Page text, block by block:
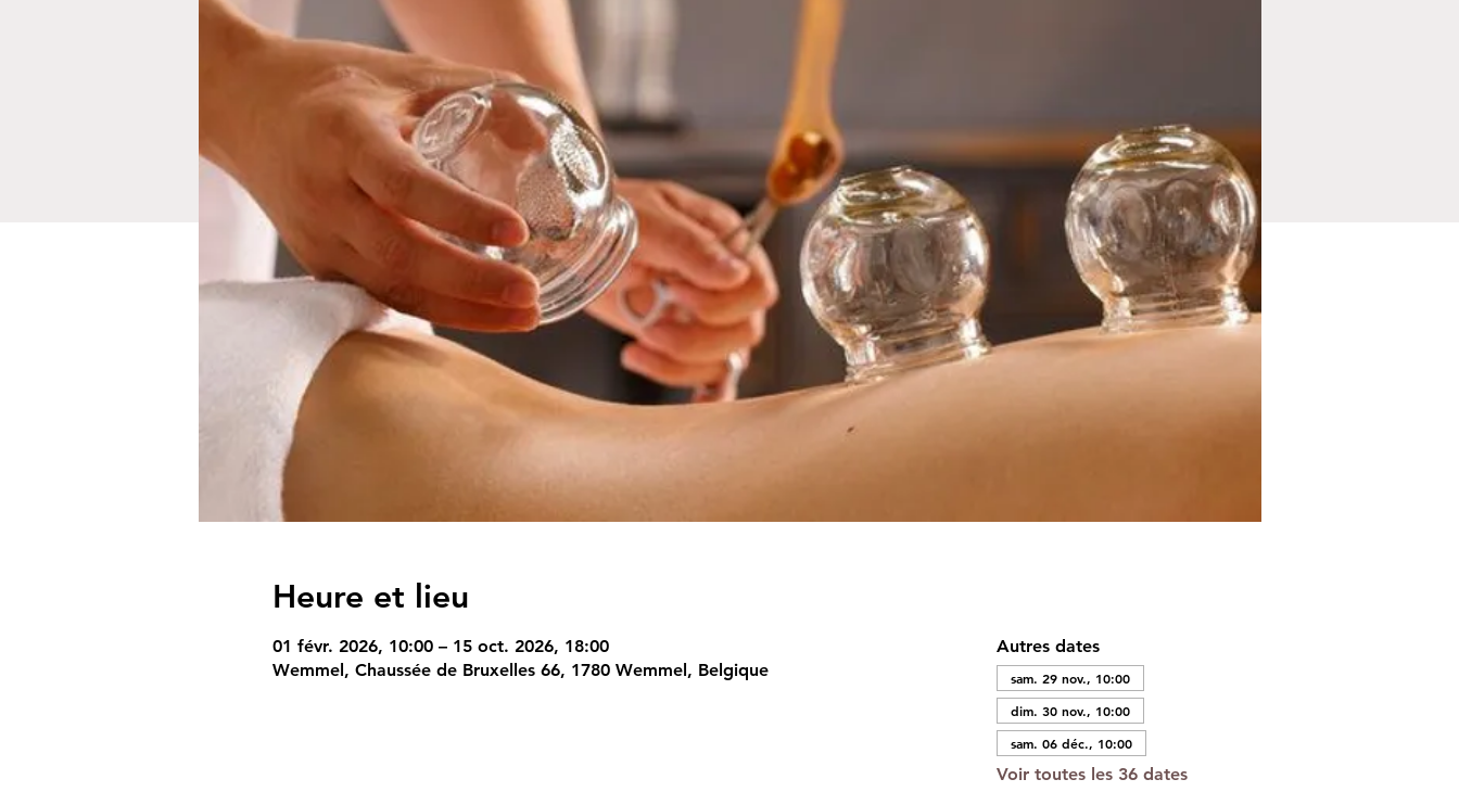
Heure et lieu
01 févr. 2026, 10:00 – 15 oct. 2026, 18:00
Wemmel, Chaussée de Bruxelles 66, 1780 Wemmel, Belgique
Autres dates
sam. 29 nov., 10:00
dim. 30 nov., 10:00
sam. 06 déc., 10:00
Voir toutes les 36 dates